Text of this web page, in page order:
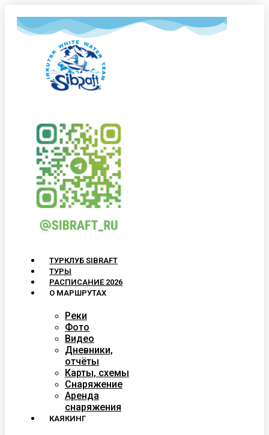
ТУРКЛУБ SIBRAFT
ТУРЫ
РАСПИСАНИЕ 2026
О МАРШРУТАХ
Реки
Фото
Видео
Дневники,
отчёты
Карты, схемы
Снаряжение
Аренда
снаряжения
КАЯКИНГ